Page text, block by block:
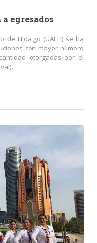
egresados
de Hidalgo (UAEH) se ha
con mayor número
otorgadas por el